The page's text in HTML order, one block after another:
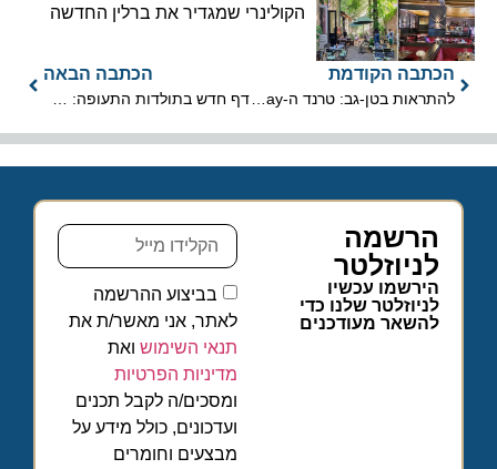
הקולינרי שמגדיר את ברלין החדשה
הכתבה הקודמת הכתבה הבאה
הרשמה
לניוזלטר
הירשמו עכשיו
לניוזלטר שלנו כדי
להשאר מעודכנים
בביצוע ההרשמה
לאתר, אני מאשר/ת את
תנאי השימוש ואת
מדיניות הפרטיות
ומסכים/ה לקבל תכנים
ועדכונים, כולל מידע על
מבצעים וחומרים